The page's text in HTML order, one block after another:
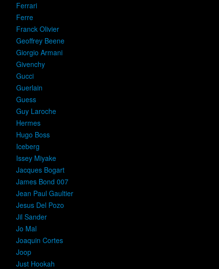
Ferrari
Ferre
Franck Olivier
Geoffrey Beene
Giorgio Armani
Givenchy
Gucci
Guerlain
Guess
Guy Laroche
Hermes
Hugo Boss
Iceberg
Issey Miyake
Jacques Bogart
James Bond 007
Jean Paul Gaultier
Jesus Del Pozo
Jil Sander
Jo Mal
Joaquin Cortes
Joop
Just Hookah